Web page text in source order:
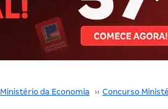
Ministério da Economia ›› Concurso